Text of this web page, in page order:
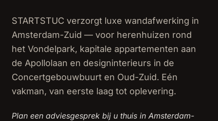
STARTSTUC verzorgt luxe wandafwerking in
Amsterdam-Zuid — voor herenhuizen rond
het Vondelpark, kapitale appartementen aan
de Apollolaan en designinterieurs in de
Concertgebouwbuurt en Oud-Zuid. Eén
vakman, van eerste laag tot oplevering.
Plan een adviesgesprek bij u thuis in Amsterdam-